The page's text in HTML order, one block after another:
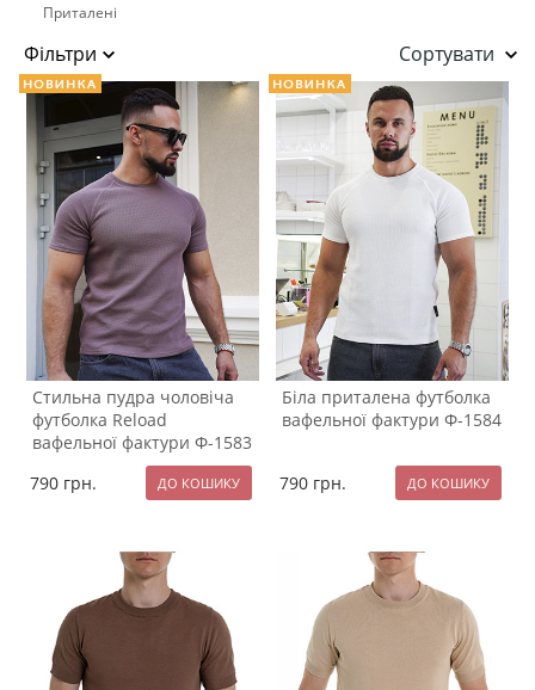
Приталені
Сортувати
Стильна пудра чоловіча
футболка Reload
вафельної фактури Ф-1583
790 грн.
Біла приталена футболка
вафельної фактури Ф-1584
790 грн.